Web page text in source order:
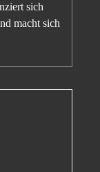
sich
macht sich